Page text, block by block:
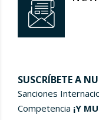
SUSCRÍBETE A
Sanciones
Competencia ¡Y